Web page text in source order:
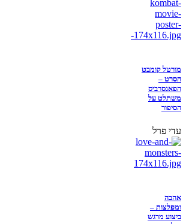
מורטל קומבט
הסרט –
הפאנסרביס
משתלט על
הסיפור
עדי פרל
אהבה
ומפלצות –
ביצוע מרגש